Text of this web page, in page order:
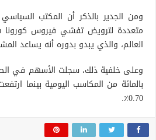
ومن الجدير بالذكر أن المكتب
متعددة لترويض تفشي فيروس
العالم، والذي يبدو بدوره أنه يساعد
وعلى خلفية ذلك، سجلت الأسهم في
بالمائة من المكاسب اليومية بينما
0.70٪.